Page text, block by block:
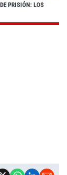
PRISIÓN: LOS